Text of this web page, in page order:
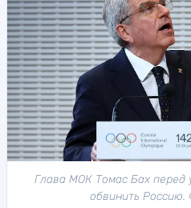
Глава МОК Томас Бах перед
обвинить Россию.